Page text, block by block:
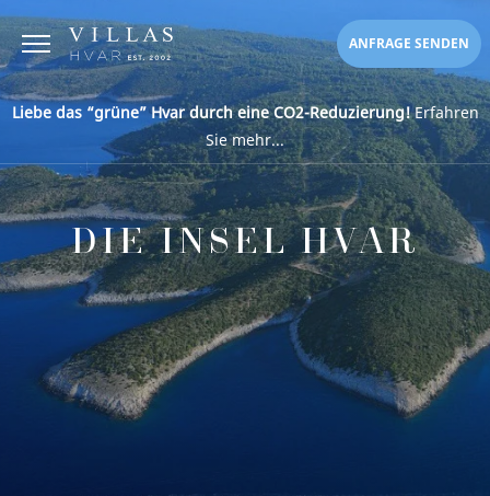
ANFRAGE SENDEN
Liebe das “grüne” Hvar durch eine CO2-Reduzierung!Erfahren
Sie mehr...
DIE INSEL HVAR